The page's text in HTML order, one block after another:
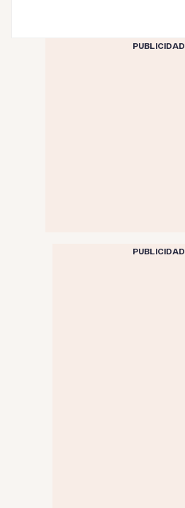
PUBLICIDAD
PUBLICIDAD